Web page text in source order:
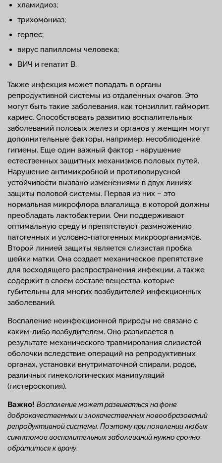
хламидиоз;
трихомониаз;
герпес;
вирус папилломы человека;
ВИЧ и гепатит В.
Также инфекция может попадать в органы
репродуктивной системы из отдаленных очагов. Это
могут быть такие заболевания, как тонзиллит, гайморит,
кариес. Способствовать развитию воспалительных
заболеваний половых желез и органов у женщин могут
дополнительные факторы, например, несоблюдение
гигиены. Еще один важный фактор - нарушение
естественных защитных механизмов половых путей.
Нарушение антимикробной и противовирусной
устойчивости вызвано изменениями в двух линиях
защиты половой системы. Первая из них – это
нормальная микрофлора влагалища, в которой должны
преобладать лактобактерии. Они поддерживают
оптимальную среду и препятствуют размножению
патогенных и условно-патогенных микроорганизмов.
Второй линией защиты является слизистая пробка
шейки матки. Она создает механическое препятствие
для восходящего распространения инфекции, а также
содержит в своем составе вещества, которые
губительны для многих возбудителей инфекционных
заболеваний.
Воспаление неинфекционной природы не связано с
каким-либо возбудителем. Оно развивается в
результате механического травмирования слизистой
оболочки вследствие операций на репродуктивных
органах, установки внутриматочной спирали, родов,
различных гинекологических манипуляций
(гистероскопия).
Важно! Воспаление может развиваться на фоне
доброкачественных и злокачественных новообразований
репродуктивной системы. Поэтому при появлении любых
симптомов воспалительных заболеваний нужно срочно
обратиться к врачу.